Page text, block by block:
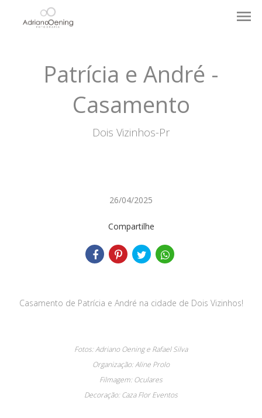
menu
Patrícia e André -
Casamento
Dois Vizinhos-Pr
26/04/2025
Compartilhe
Casamento de Patrícia e André na cidade de Dois Vizinhos!
Fotos: Adriano Oening e Rafael Silva
Organização: Aline Prolo
Filmagem: Oculares
Decoração: Caza Flor Eventos